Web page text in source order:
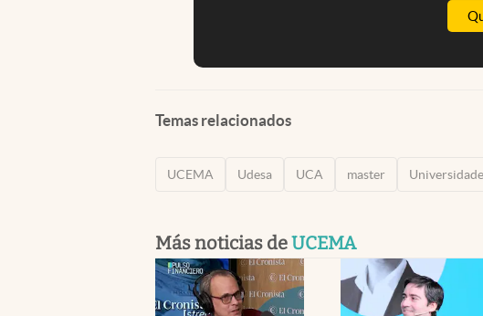
Temas relacionados
UCEMA Udesa UCA master
Más noticias deUCEMA